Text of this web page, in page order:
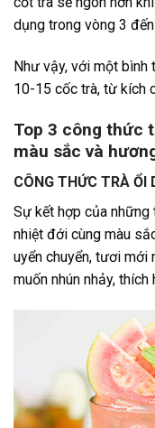
dụng trong vòng 3
Như vậy, với một bình
10-15 cốc trà, từ kích
Top 3 công thức
màu sắc và
CÔNG THỨC TRÀ ỔI
Sự kết hợp của những
nhiệt đới cùng màu
uyển chuyển, tươi
muốn nhún nhảy,